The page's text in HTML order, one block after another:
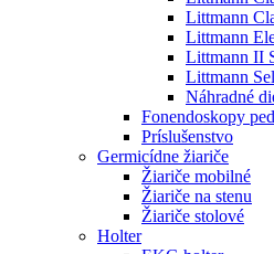
Littmann
Littmann
Littmann II
Littmann
Náhradné
Fonendoskopy
Príslušenstvo
Germicídne žiariče
Žiariče mobilné
Žiariče na stenu
Žiariče stolové
Holter